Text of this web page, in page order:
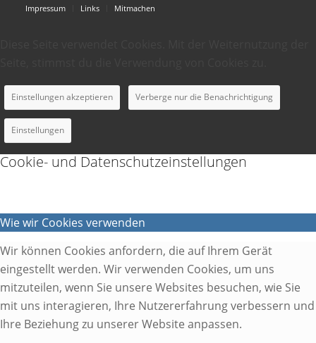
Impressum
Links Mitmachen
Einstellungen akzeptieren Verberge nur die Benachrichtigung
Einstellungen
Cookie- und Datenschutzeinstellungen
Wie wir Cookies verwenden
Wir können Cookies anfordern, die auf Ihrem Gerät
eingestellt werden. Wir verwenden Cookies, um uns
mitzuteilen, wenn Sie unsere Websites besuchen, wie Sie
mit uns interagieren, Ihre Nutzererfahrung verbessern und
Ihre Beziehung zu unserer Website anpassen.